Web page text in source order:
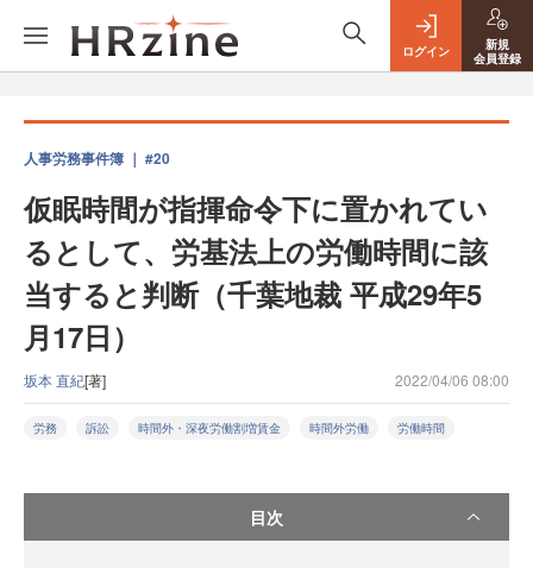
ログイン
新規
会員登録
人事労務事件簿 ｜ #20
仮眠時間が指揮命令下に置かれてい
るとして、労基法上の労働時間に該
当すると判断（千葉地裁 平成29年5
月17日）
坂本 直紀[著] 2022/04/06 08:00
労務 訴訟 時間外・深夜労働割増賃金 時間外労働 労働時間
目次